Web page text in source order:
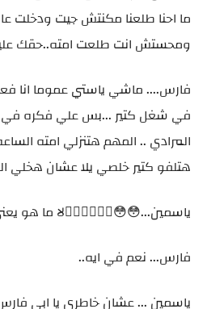
ما احنا طلعنا مكنتش جيت ودخلت
ومحستش انت طلعت امته..حقك
فارس.... ماشي ياستي عموما انا
في شغل كتير ...بس علي فكره في
المرادي .. المهم هتنزلي امته
هتلفو كتير خلصي يلا عشان هخلي
ياسمين...😳😳⁦🙆‍♀️⁩⁦🙆‍♀️⁩⁦🙆‍♀️⁩لا ما هو يعني اصل.
فارس... نعم في ايه..
ياسمين ... عشان خاطري يا ابي فارس